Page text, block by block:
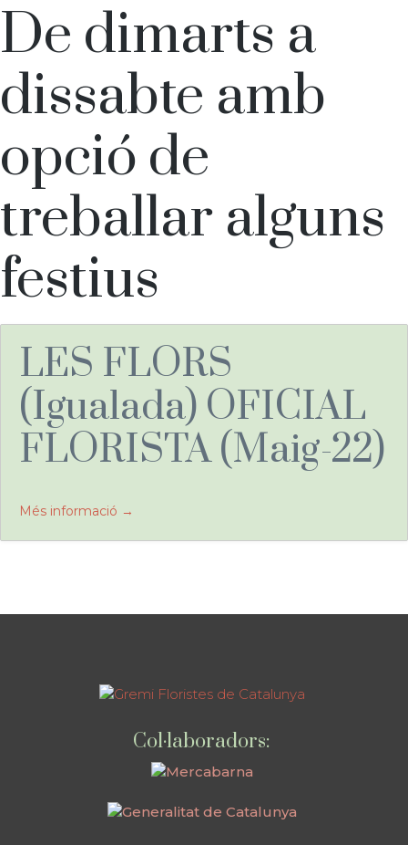
Horari:
De dimarts a
dissabte amb
opció de
treballar alguns
festius
LES FLORS
(Igualada) OFICIAL
FLORISTA (Maig-22)
Més informació
Col·laboradors: